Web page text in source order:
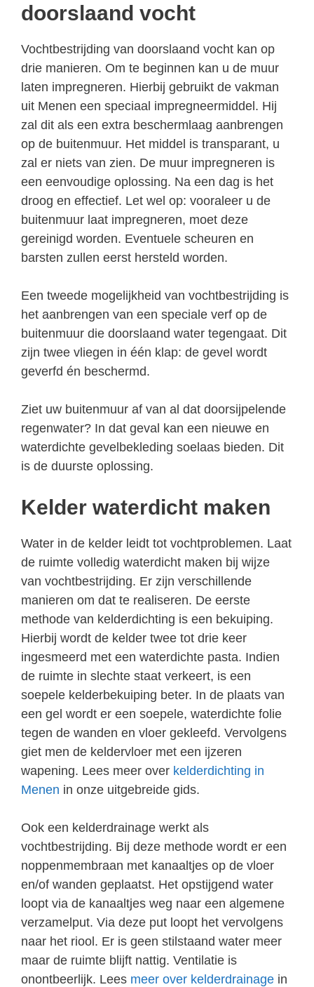
doorslaand vocht
Vochtbestrijding van doorslaand vocht kan op
drie manieren. Om te beginnen kan u de muur
laten impregneren. Hierbij gebruikt de vakman
uit Menen een speciaal impregneermiddel. Hij
zal dit als een extra beschermlaag aanbrengen
op de buitenmuur. Het middel is transparant, u
zal er niets van zien. De muur impregneren is
een eenvoudige oplossing. Na een dag is het
droog en effectief. Let wel op: vooraleer u de
buitenmuur laat impregneren, moet deze
gereinigd worden. Eventuele scheuren en
barsten zullen eerst hersteld worden.
Een tweede mogelijkheid van vochtbestrijding is
het aanbrengen van een speciale verf op de
buitenmuur die doorslaand water tegengaat. Dit
zijn twee vliegen in één klap: de gevel wordt
geverfd én beschermd.
Ziet uw buitenmuur af van al dat doorsijpelende
regenwater? In dat geval kan een nieuwe en
waterdichte gevelbekleding soelaas bieden. Dit
is de duurste oplossing.
Kelder waterdicht maken
Water in de kelder leidt tot vochtproblemen. Laat
de ruimte volledig waterdicht maken bij wijze
van vochtbestrijding. Er zijn verschillende
manieren om dat te realiseren. De eerste
methode van kelderdichting is een bekuiping.
Hierbij wordt de kelder twee tot drie keer
ingesmeerd met een waterdichte pasta. Indien
de ruimte in slechte staat verkeert, is een
soepele kelderbekuiping beter. In de plaats van
een gel wordt er een soepele, waterdichte folie
tegen de wanden en vloer gekleefd. Vervolgens
giet men de keldervloer met een ijzeren
wapening. Lees meer over kelderdichting in
Menen in onze uitgebreide gids.
Ook een kelderdrainage werkt als
vochtbestrijding. Bij deze methode wordt er een
noppenmembraan met kanaaltjes op de vloer
en/of wanden geplaatst. Het opstijgend water
loopt via de kanaaltjes weg naar een algemene
verzamelput. Via deze put loopt het vervolgens
naar het riool. Er is geen stilstaand water meer
maar de ruimte blijft nattig. Ventilatie is
onontbeerlijk. Lees meer over kelderdrainage in